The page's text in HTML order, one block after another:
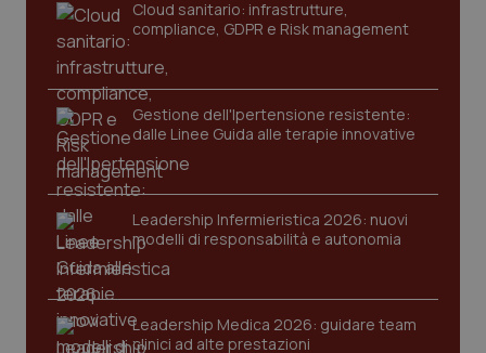
Cloud sanitario: infrastrutture,
compliance, GDPR e Risk management
Gestione dell'Ipertensione resistente:
dalle Linee Guida alle terapie innovative
Leadership Infermieristica 2026: nuovi
modelli di responsabilità e autonomia
Leadership Medica 2026: guidare team
clinici ad alte prestazioni
navigazione sulle pagine e l'accesso alle aree
protette del sito. Il sito web non è in grado di
funzionare correttamente senza questi cookie.
Nome
VISITOR_PRIVACY_METADATA
YouTube
.youtube.com